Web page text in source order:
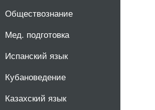
Обществознание
Мед. подготовка
Испанский язык
Кубановедение
Казахский язык